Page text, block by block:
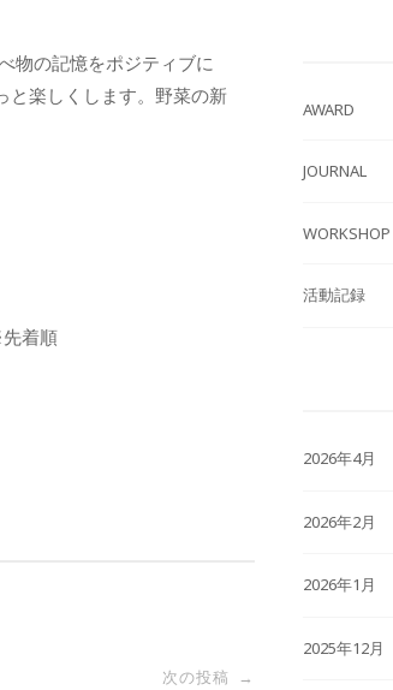
物の記憶をポジティブに
と楽しくします。野菜の新
着順
次の投稿 →
AWARD
JOURNAL
WORKSHOP
活動記録
2026年4月
2026年2月
2026年1月
2025年12月